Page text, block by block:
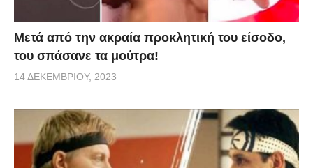
Μετά από την ακραία προκλητική του είσοδο,
του σπάσανε τα μούτρα!
14 ΔΕΚΕΜΒΡΊΟΥ, 2023